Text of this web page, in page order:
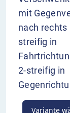
mit
nach rechts
streifig in
2-streifig in
Variante